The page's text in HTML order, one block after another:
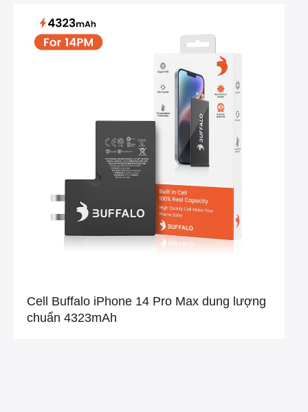
Cell Buffalo iPhone 14 Pro Max dung lượng
chuẩn 4323mAh